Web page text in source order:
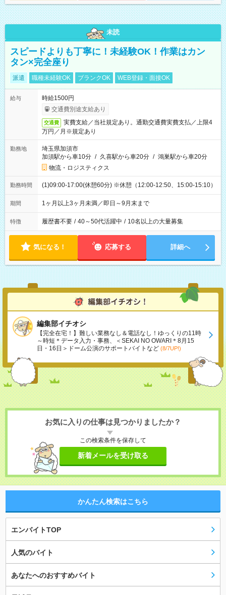
未読
スピードよりも丁寧に！未経験OK！作業はカン
タン×完全座り
派遣 職種未経験OK ブランクOK WEB登録・面接OK
給与
時給1500円
交通費別途支給あり
交通費
実費支給／当社規定あり。通勤交通費実費支払／上限4
万円／月※規定あり
勤務地
埼玉県加須市
加須駅から車10分 / 久喜駅から車20分 / 鴻巣駅から車20分
物流・ロジスティクス
勤務時間 (1)09:00-17:00(休憩60分) ※休憩（12:00-12:50、15:00-15:10）
期間 1ヶ月以上3ヶ月未満／即日～9月末まで
特徴 履歴書不要 / 40～50代活躍中 / 10名以上の大量募集
気になる！ 応募する 詳細へ
編集部イチオシ
【完全在宅！】難しい業務なし＆電話なし！ゆっくりの11時
～時短＊データ入力・事務、＜SEKAI NO OWARI＊8月15
日・16日＞ドーム公演のサポートバイトなど (8/7UP!)
お気に入りの仕事は見つかりましたか？
この検索条件を保存して
新着メールを受け取る
かんたん検索はこちら
エンバイトTOP
人気のバイト
あなたへのおすすめバイト